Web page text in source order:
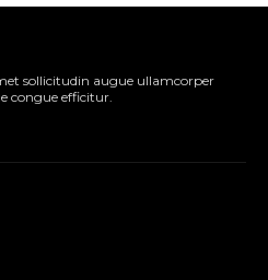
sollicitudin augue ullamcorper
congue efficitur.